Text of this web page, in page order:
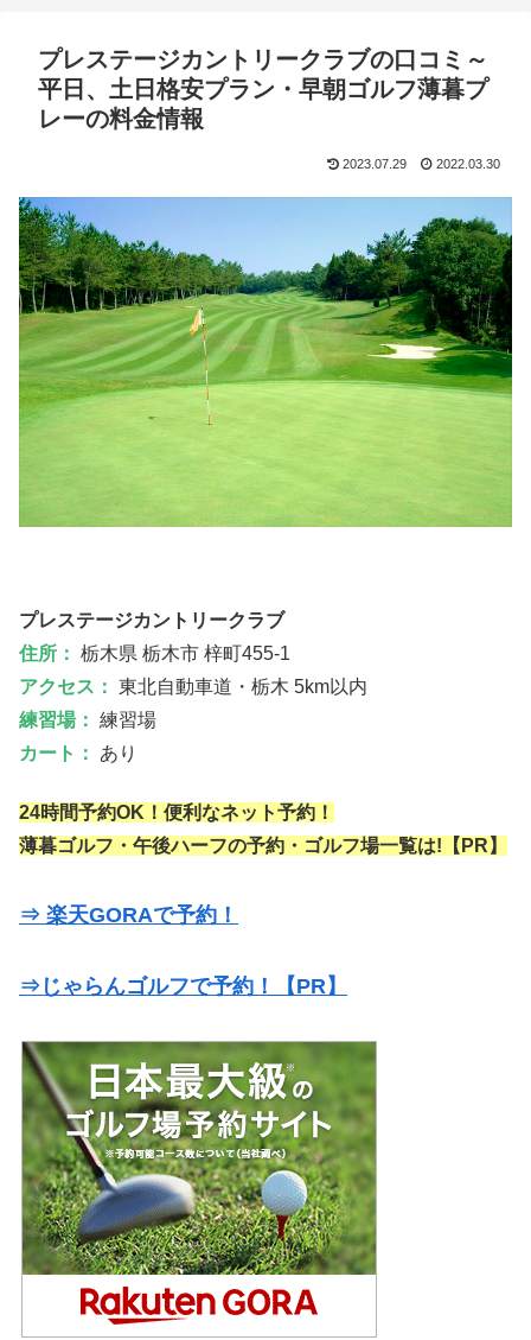
プレステージカントリークラブの口コミ～
平日、土日格安プラン・早朝ゴルフ薄暮プ
レーの料金情報
2023.07.29 2022.03.30
プレステージカントリークラブ
住所： 栃木県 栃木市 梓町455-1
アクセス： 東北自動車道・栃木 5km以内
練習場： 練習場
カート：
あり
24時間予約OK！便利なネット予約！
薄暮ゴルフ・午後ハーフの予約・ゴルフ場一覧は!【PR】
⇒ 楽天GORAで予約！
⇒じゃらんゴルフで予約！【PR】